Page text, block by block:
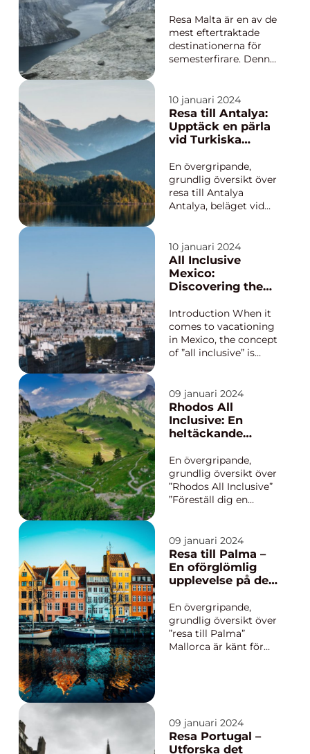
njuta av autentisk
grekisk mat oc...
Resa Malta är en av de
mest eftertraktade
destinationerna för
semesterfirare. Denna
från hela världen med
sitt soliga klimat,
kristallklara vatten
och fängslande
artikel kommer vi att
utforska o...
10 januari 2024
Resa till Antalya:
Upptäck en pärla
vid Turkiska
En övergripande,
grundlig översikt över
resa till Antalya
Antalya, beläget vid
destination som
erbjuder en unik
kombination av
historiska
spektakulär natur och
soliga stränder. Med
sitt varma klimat
året...
10 januari 2024
All Inclusive
Mexico:
Discovering the
Experience
Introduction When it
comes to vacationing
in Mexico, the concept
of ”all inclusive” is
travelers. All inclusive
resorts offer a
comprehensive
package that covers
could possibly need or
d...
09 januari 2024
Rhodos All
Inclusive: En
heltäckande
perfekta
semesterupplevel
sen
En övergripande,
grundlig översikt över
”Rhodos All Inclusive”
”Föreställ dig en
räckhåll, där du kan
njuta av fantastisk
mat och dryck,
oslagbara
underbar avkoppling
välkom...
09 januari 2024
Resa till Palma –
En oförglömlig
upplevelse på den
Mallorca
En övergripande,
grundlig översikt över
”resa till Palma”
Mallorca är känt för
denna vackra ö i
Medelhavet. En resa
09 januari 2024
Resa Portugal –
Utforska det